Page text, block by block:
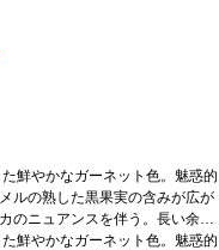
鮮やかなガーネット色。魅惑的
ルの熟した黒果実の含みが広が
のニュアンスを伴う。長い余韻
料理肉、チーズなどと好相性葡
鮮やかなガーネット色。魅惑的